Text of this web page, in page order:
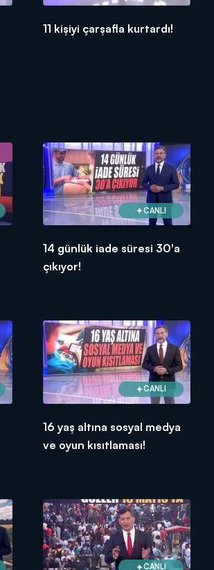
11 kişiyi çarşafla kurtardı!
CANLI
14 günlük iade süresi 30'a
çıkıyor!
CANLI
16 yaş altına sosyal medya
ve oyun kısıtlaması!
CANLI